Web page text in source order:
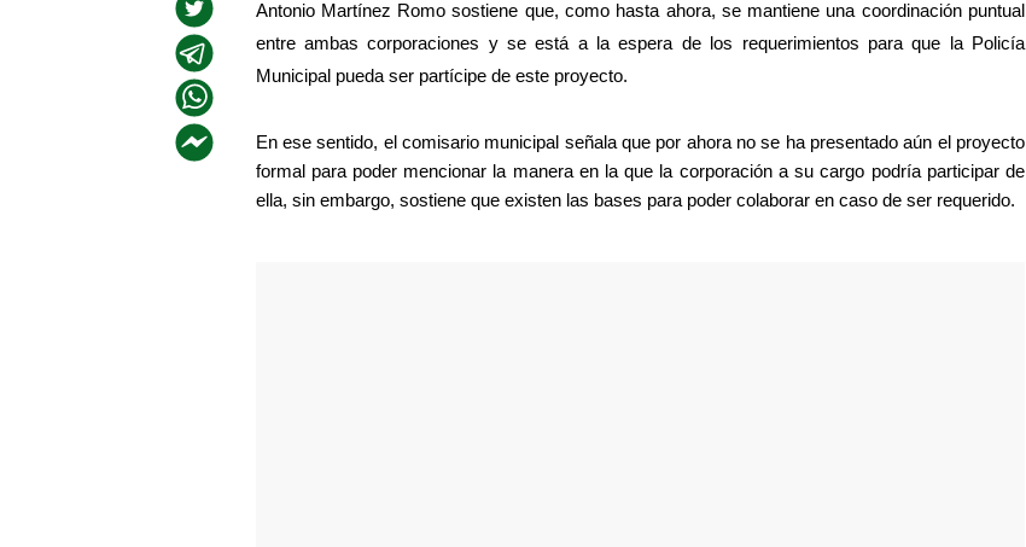
Antonio Martínez Romo sostiene que, como hasta ahora, se mantiene una coordinación puntual
entre ambas corporaciones y se está a la espera de los requerimientos para que la Policía
Municipal pueda ser partícipe de este proyecto.
En ese sentido, el comisario municipal señala que por ahora no se ha presentado aún el proyecto
formal para poder mencionar la manera en la que la corporación a su cargo podría participar de
ella, sin embargo, sostiene que existen las bases para poder colaborar en caso de ser requerido.